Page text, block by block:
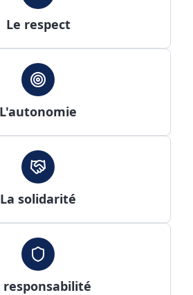
Le respect
L'autonomie
La solidarité
responsabilité